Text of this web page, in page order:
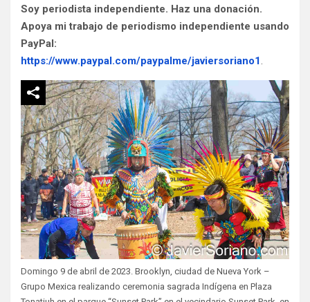
Soy periodista independiente. Haz una donación.
Apoya mi trabajo de periodismo independiente usando
PayPal:
https://www.paypal.com/paypalme/javiersoriano1.
Domingo 9 de abril de 2023. Brooklyn, ciudad de Nueva York –
Grupo Mexica realizando ceremonia sagrada Indígena en Plaza